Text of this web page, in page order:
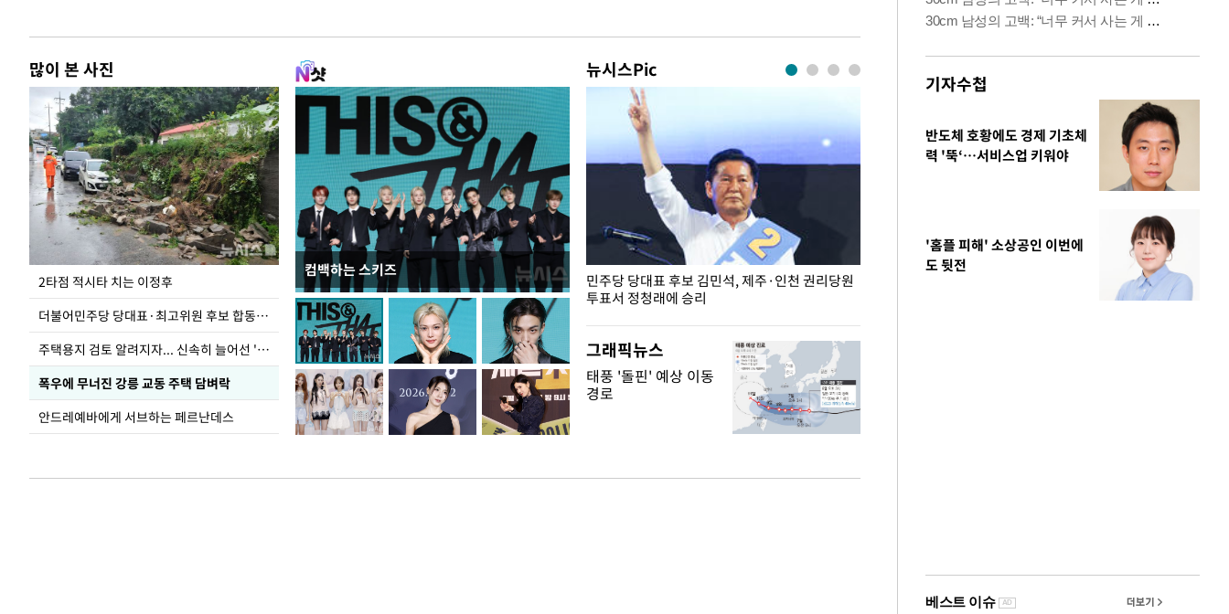
많이 본 사진
2타점 적시타 치는 이정후
더불어민주당 당대표·최고위원 후보 합동연설회
주택용지 검토 알려지자... 신속히 늘어선 '근조화환'
폭우에 무너진 강릉 교동 주택 담벼락
안드레예바에게 서브하는 페르난데스
컴백하는 스키즈
뉴시스Pic
이번주 국회에는 무슨 일이? [뉴시스국회토pic]
민주당 당대표 후보 김민석, 제주·인천 권리당원
투표서 정청래에 승리
무더위 잊는 도심형 여름 축제 '2026 서울 바캉스 용산어린이정원
그래픽뉴스
태풍 '돌핀' 예상 이동
경로
기자수첩
반도체 호황에도 경제 기초체
력 '뚝‘…서비스업 키워야
'홈플 피해' 소상공인 이번에
도 뒷전